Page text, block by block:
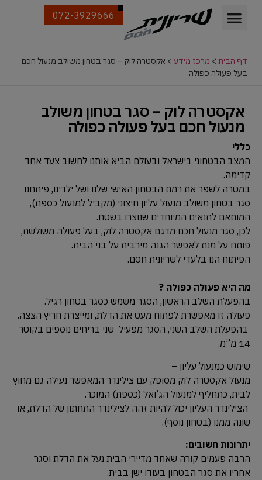
072-3929666
דף הבית > מרכז מידע > אקסטרה לוק – סגר בטחון משולב מנעול חכם
בעל פעולה כפולה
אקסטרה לוק – סגר בטחון משולב
מנעול חכם בעל פעולה כפולה
כללי
המצב הבטחוני בישראל ובעולם הביא אותנו לחשוב צעד אחד
קדימה.
במטרה לשפר את רמת הבטחון האישי שלנו ושל ילדינו, פיתחנו
סגר בטחון משולב מנעול עליון חיצוני (מקביל למנעול כספת),
המותאם לתנאים המיוחדים שנוצרו בשטח.
לכן, סגר מנעול חכם מדגם אקסטרה לוק, בעל פעולה משולשת,
פותח על מנת לאפשר הגנה מירבית על בני הבית.
הפיתוח הנו בלעדי לשריונית חסם.
מה היא פעולה כפולה ?
בהפעלת השלב הראשון, הסגר משמש כסגר בטחון רגיל.
פעולה זו מאפשרת לפתוח מעט את הדלת, ומייצרת חריץ הצצה.
בהפעלת השלב השני, הסגר מפעיל שני בריחים נוספים בקוטר
14 מ”מ.
שימוש כמנעול עליון –
מנעול אקסטרה לוק מסופק עם צילינדר המאפשר נעילה גם מחוץ
לבית, כתחליף למנעול הג’ואל (כספת) המוכר.
הצילינדר העליון יכול להיות זהה לצילינדר התחתון של הדלת, או
שונה ממנו (בטחון נוסף).
יתרונות חשובים:
הרבה פעמים קורה שאחד מדיירי הבית נעל את הדלת וסגר
אחריו את סגר הבטחון בעודו ישן בבית.